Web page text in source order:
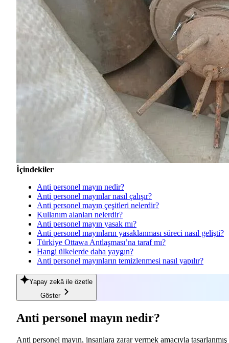
İçindekiler
Anti personel mayın nedir?
Anti personel mayınlar nasıl çalışır?
Anti personel mayın çeşitleri nelerdir?
Kullanım alanları nelerdir?
Anti personel mayın yasak mı?
Anti personel mayınların yasaklanması süreci nasıl gelişti?
Türkiye Ottawa Antlaşması’na taraf mı?
Hangi ülkelerde daha yaygın?
Anti personel mayınların temizlenmesi nasıl yapılır?
Yapay zekâ ile özetle
Göster
Anti personel mayın nedir?
Anti personel mayın, insanlara zarar vermek amacıyla tasarlanmış